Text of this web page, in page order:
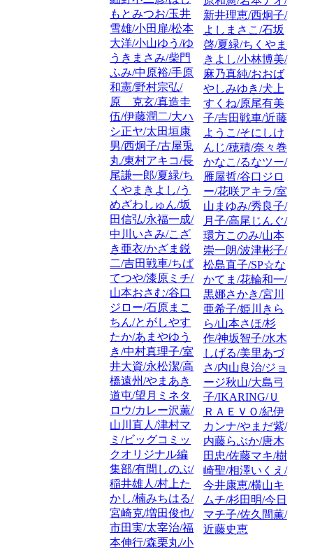
もとみつお/玉井
雪雄/小田扉/松本
大洋/小山ゆう/ゆ
うきまさみ/柴門
ふみ/中原裕/手原
和憲/野村宗弘/
原 克玄/真造圭
伍/伊藤潤二/大ハ
シ正ヤ/太田垣康
男/西炯子/古屋兎
丸/東村アキコ/長
尾謙一郎/夏緑/ち
くやまきよし/う
めざわしゅん/坂
田信弘/永福一成/
中川いさみ/こざ
き亜衣/かざま鋭
二/吉田戦車/ちば
てつや/漆原ミチ/
山本おさむ/谷口
ジロー/石原まこ
ちん/とがしやす
たか/あまやゆう
き/中村真理子/室
井大資/永松潔/高
橋遠州/やまあき
道屯/望月ミネタ
ロウ/カレー沢薫/
山川直人/津村マ
ミ/ビッグコミッ
クオリジナル編
集部/有間しのぶ/
稲井雄人/村上た
かし/楠みちはる/
宮崎克/増田俊也/
市田実/太宰治/福
本伸行/森栗丸/小
新井理恵/西炯子/
よしまさこ/石坂
啓/夏緑/ちくやま
きよし/小林博美/
麻乃真純/おおば
やしみゆき/犬上
すくね/原尾有美
子/吉田戦車/近藤
ようこ/そにしけ
んじ/穂積/奈々巻
かなこ/るなツー/
雁屋哲/谷口ジロ
ー/花咲アキラ/室
山まゆみ/秀良子/
月子/高尾じんぐ/
環方このみ/山本
崇一朗/波津彬子/
松島直子/SP☆な
かてま/花輪和一/
黒娜さかき/宮川
亜希子/姫川きら
ら/山本さほ/杉
作/神坂智子/水木
しげる/美里あづ
さ/内山良治/ジョ
ージ秋山/大島弓
子/IKARING/Ｕ
ＲＡＥＶＯ/紀伊
カンナ/やまだ紫/
内藤らぶか/唐木
田忠/佐藤マキ/樹
崎聖/相澤いくえ/
今井康恵/横山キ
ムチ/杉田明/今日
マチ子/佐久間薫/
近藤史恵